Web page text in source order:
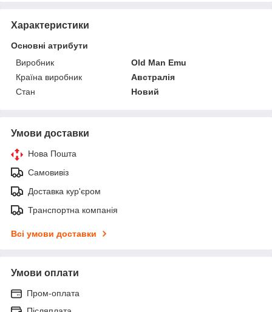
Характеристики
Основні атрибути
Виробник
Old Man Emu
Країна виробник
Австралія
Стан
Новий
Умови доставки
Нова Пошта
Самовивіз
Доставка кур'єром
Транспортна компанія
Всі умови доставки
Умови оплати
Пром-оплата